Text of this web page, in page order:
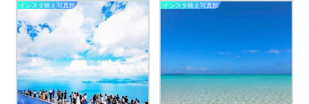
インスタ映え写真館 インスタ映え写真館